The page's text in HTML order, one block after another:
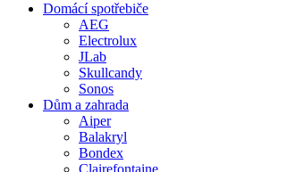
Domácí spotřebiče
AEG
Electrolux
JLab
Skullcandy
Sonos
Dům a zahrada
Aiper
Balakryl
Bondex
Clairefontaine